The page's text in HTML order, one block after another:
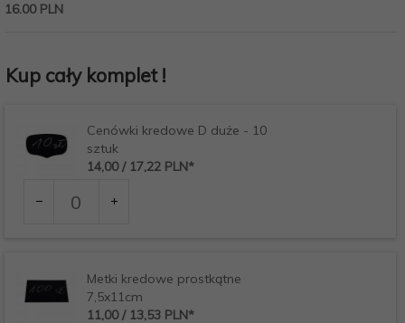
16.00 PLN
Kup cały komplet !
Cenówki kredowe D duże - 10
sztuk
14,00 / 17,22 PLN*
dla
Metki kredowe prostkątne
7,5x11cm
11,00 / 13,53 PLN*